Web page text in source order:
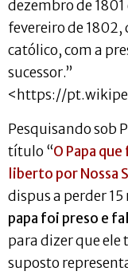
dezembro de
fevereiro de 1802,
católico, com a
sucessor.”
<https://
Pesquisando sob
título “O Papa
liberto por Nossa
dispus a perder
papa foi preso e
para dizer que
suposto